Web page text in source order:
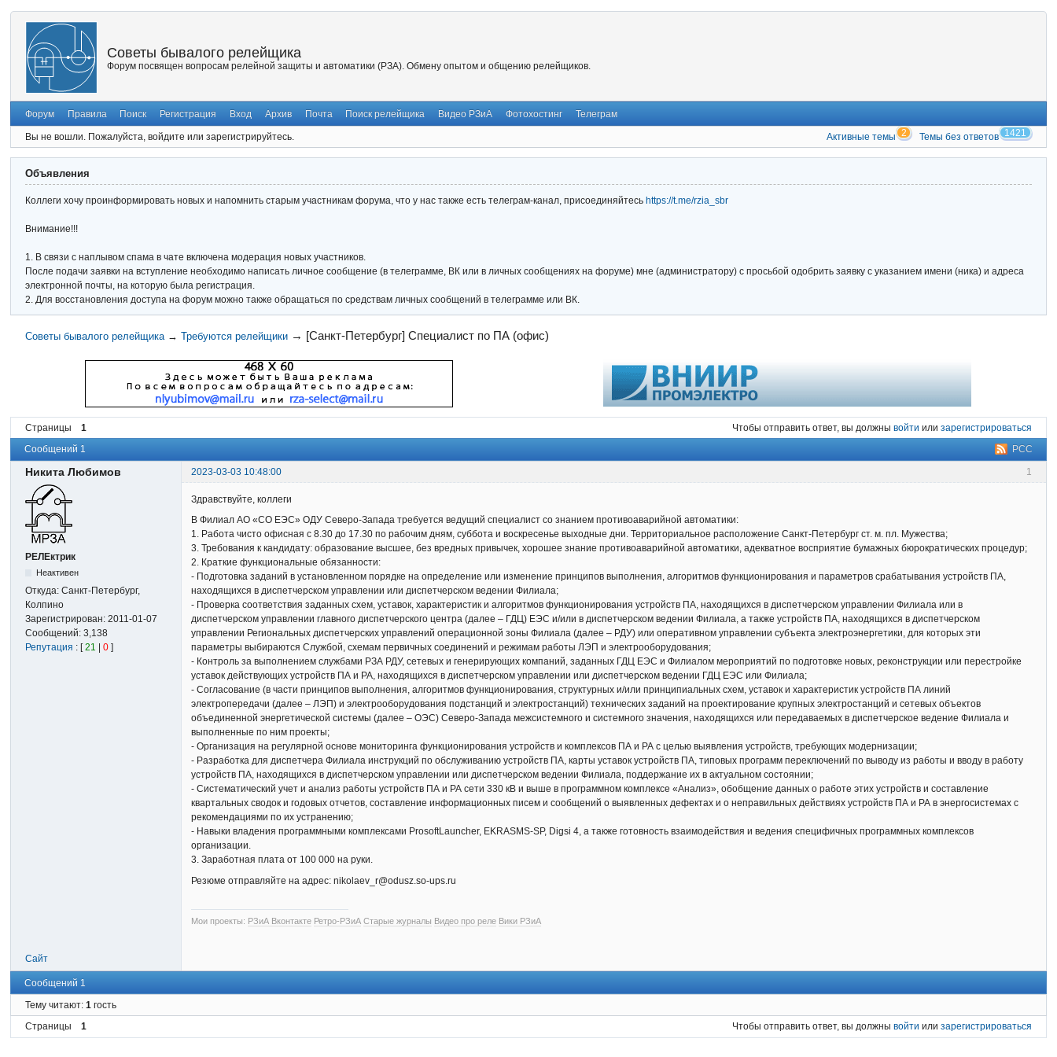
Советы бывалого релейщика
Форум посвящен вопросам релейной защиты и автоматики (РЗА). Обмену опытом и общению релейщиков.
Форум Правила Поиск Регистрация Вход Архив Почта Поиск релейщика Видео РЗиА Фотохостинг Телеграм
Вы не вошли. Пожалуйста, войдите или зарегистрируйтесь. Активные темы 2 Темы без ответов 1421
Объявления
Коллеги хочу проинформировать новых и напомнить старым участникам форума, что у нас также есть телеграм-канал, присоединяйтесь https://t.me/rzia_sbr
Внимание!!!
1. В связи с наплывом спама в чате включена модерация новых участников.
После подачи заявки на вступление необходимо написать личное сообщение (в телеграмме, ВК или в личных сообщениях на форуме) мне (администратору) с просьбой одобрить заявку с указанием имени (ника) и адреса
электронной почты, на которую была регистрация.
2. Для восстановления доступа на форум можно также обращаться по средствам личных сообщений в телеграмме или ВК.
Советы бывалого релейщика → Требуются релейщики → [Санкт-Петербург] Специалист по ПА (офис)
Страницы 1 Чтобы отправить ответ, вы должны войти или зарегистрироваться
РСС
Сообщений 1
1
Никита Любимов 2023-03-03 10:48:00
РЕЛЕктрик
Неактивен
Откуда:Санкт-Петербург,
Колпино
Зарегистрирован:2011-01-07
Сообщений:3,138
Репутация : [21 |0 ]
Здравствуйте, коллеги
В Филиал АО «СО ЕЭС» ОДУ Северо-Запада требуется ведущий специалист со знанием противоаварийной автоматики:
1. Работа чисто офисная с 8.30 до 17.30 по рабочим дням, суббота и воскресенье выходные дни. Территориальное расположение Санкт-Петербург ст. м. пл. Мужества;
3. Требования к кандидату: образование высшее, без вредных привычек, хорошее знание противоаварийной автоматики, адекватное восприятие бумажных бюрократических процедур;
2. Краткие функциональные обязанности:
- Подготовка заданий в установленном порядке на определение или изменение принципов выполнения, алгоритмов функционирования и параметров срабатывания устройств ПА,
находящихся в диспетчерском управлении или диспетчерском ведении Филиала;
- Проверка соответствия заданных схем, уставок, характеристик и алгоритмов функционирования устройств ПА, находящихся в диспетчерском управлении Филиала или в
диспетчерском управлении главного диспетчерского центра (далее – ГДЦ) ЕЭС и/или в диспетчерском ведении Филиала, а также устройств ПА, находящихся в диспетчерском
управлении Региональных диспетчерских управлений операционной зоны Филиала (далее – РДУ) или оперативном управлении субъекта электроэнергетики, для которых эти
параметры выбираются Службой, схемам первичных соединений и режимам работы ЛЭП и электрооборудования;
- Контроль за выполнением службами РЗА РДУ, сетевых и генерирующих компаний, заданных ГДЦ ЕЭС и Филиалом мероприятий по подготовке новых, реконструкции или перестройке
уставок действующих устройств ПА и РА, находящихся в диспетчерском управлении или диспетчерском ведении ГДЦ ЕЭС или Филиала;
- Согласование (в части принципов выполнения, алгоритмов функционирования, структурных и/или принципиальных схем, уставок и характеристик устройств ПА линий
электропередачи (далее – ЛЭП) и электрооборудования подстанций и электростанций) технических заданий на проектирование крупных электростанций и сетевых объектов
объединенной энергетической системы (далее – ОЭС) Северо-Запада межсистемного и системного значения, находящихся или передаваемых в диспетчерское ведение Филиала и
выполненные по ним проекты;
- Организация на регулярной основе мониторинга функционирования устройств и комплексов ПА и РА с целью выявления устройств, требующих модернизации;
- Разработка для диспетчера Филиала инструкций по обслуживанию устройств ПА, карты уставок устройств ПА, типовых программ переключений по выводу из работы и вводу в работу
устройств ПА, находящихся в диспетчерском управлении или диспетчерском ведении Филиала, поддержание их в актуальном состоянии;
- Систематический учет и анализ работы устройств ПА и РА сети 330 кВ и выше в программном комплексе «Анализ», обобщение данных о работе этих устройств и составление
квартальных сводок и годовых отчетов, составление информационных писем и сообщений о выявленных дефектах и о неправильных действиях устройств ПА и РА в энергосистемах с
рекомендациями по их устранению;
- Навыки владения программными комплексами ProsoftLauncher, EKRASMS-SP, Digsi 4, а также готовность взаимодействия и ведения специфичных программных комплексов
организации.
3. Заработная плата от 100 000 на руки.
Резюме отправляйте на адрес: nikolaev_r@odusz.so-ups.ru
Мои проекты: РЗиА Вконтакте Ретро-РЗиА Старые журналы Видео про реле Вики РЗиА
Сайт
Сообщений 1
Тему читают:1 гость
Страницы
1 Чтобы отправить ответ, вы должны войти или зарегистрироваться